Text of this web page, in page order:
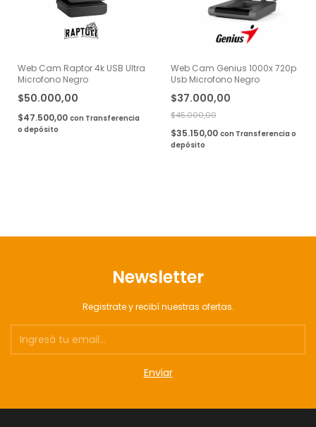
Web Cam Raptor 4k USB Ultra
Microfono Negro
$50.000,00
$47.500,00 con Transferencia
o depósito
Web Cam Genius 1000x 720p
Usb Microfono Negro
$37.000,00
$45.000,00
$35.150,00 con Transferencia o
depósito
Newsletter
Registrate y recibí nuestras ofertas.